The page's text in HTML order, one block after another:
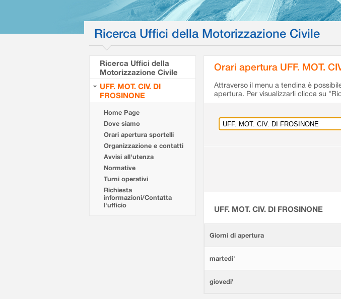
Ricerca Uffici della Motorizzazione Civile
Ricerca Uffici della
Motorizzazione Civile
UFF. MOT. CIV. DI
FROSINONE
Home Page
Dove siamo
Orari apertura sportelli
Organizzazione e contatti
Avvisi all'utenza
Normative
Turni operativi
Richiesta
informazioni/Contatta
l'ufficio
Orari apertura UFF. MOT.
Attraverso il menu a tendina è
apertura. Per visualizzarli clicca su
UFF. MOT. CIV. DI FROSINONE
Giorni di apertura
martedi'
giovedi'